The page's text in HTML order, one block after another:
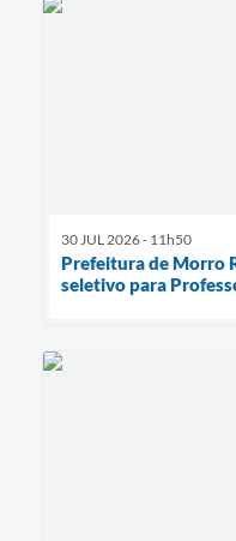
30 JUL 2026 - 11h50
Prefeitura de Morro
seletivo para